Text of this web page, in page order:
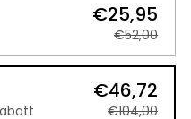
€25,95
€52,00
€46,72
€104,00